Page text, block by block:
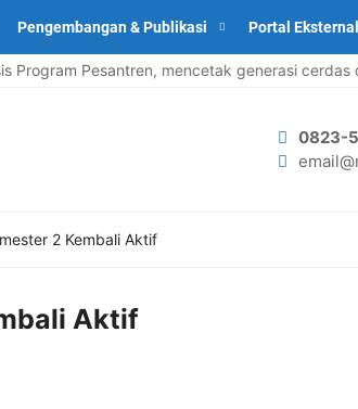
Pengembangan & Publikasi Portal Eksternal
Pesantren, mencetak generasi cerdas
0823-
2 Kembali Aktif
Aktif